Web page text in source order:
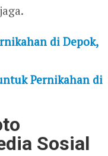
di Depok,
Pernikahan di
Sosial